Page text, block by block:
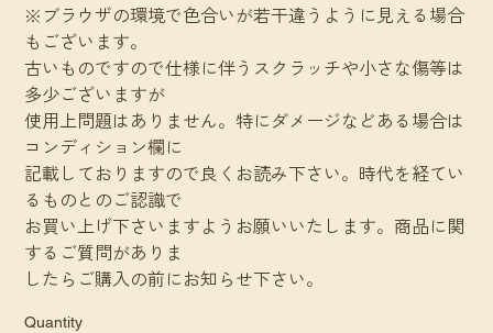
※ブラウザの環境で色合いが若干違うように見える場合
もございます。
古いものですので仕様に伴うスクラッチや小さな傷等は
多少ございますが
使用上問題はありません。特にダメージなどある場合は
コンディション欄に
記載しておりますので良くお読み下さい。時代を経てい
るものとのご認識で
お買い上げ下さいますようお願いいたします。商品に関
するご質問がありま
したらご購入の前にお知らせ下さい。
Quantity